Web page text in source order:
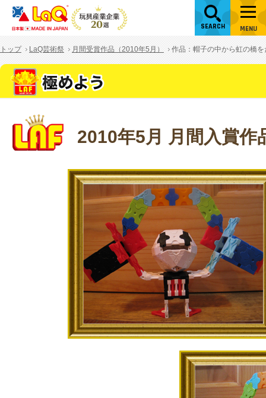
SEARCH MENU
トップ LaQ芸術祭 月間受賞作品（2010年5月） 作品：帽子の中から虹の橋
2010年5月 月間入賞作